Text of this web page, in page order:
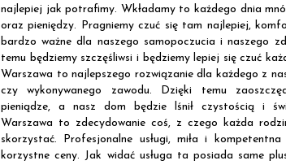
najlepiej jak potrafimy. Wkładamy to każdego dnia
oraz pieniędzy. Pragniemy czuć się tam najlepiej,
bardzo ważne dla naszego samopoczucia i naszego
temu będziemy szczęśliwsi i będziemy lepiej się czuć
Warszawa to najlepszego rozwiązanie dla każdego z
czy wykonywanego zawodu. Dzięki temu
pieniądze, a nasz dom będzie lśnił czystością i
Warszawa to zdecydowanie coś, z czego każda
skorzystać. Profesjonalne usługi, miła i
korzystne ceny. Jak widać usługa ta posiada same